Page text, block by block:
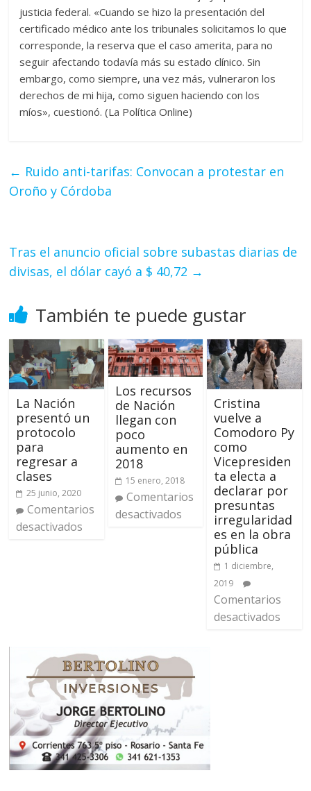
justicia federal. «Cuando se hizo la presentación del
certificado médico ante los tribunales solicitamos lo que
corresponde, la reserva que el caso amerita, para no
seguir afectando todavía más su estado clínico. Sin
embargo, como siempre, una vez más, vulneraron los
derechos de mi hija, como siguen haciendo con los
míos», cuestionó. (La Política Online)
← Ruido anti-tarifas: Convocan a protestar en
Oroño y Córdoba
Tras el anuncio oficial sobre subastas diarias de
divisas, el dólar cayó a $ 40,72 →
También te puede gustar
La Nación
presentó un
protocolo
para
regresar a
clases
25 junio, 2020
Comentarios
desactivados
Los recursos
de Nación
llegan con
poco
aumento en
2018
15 enero, 2018
Comentarios
desactivados
Cristina
vuelve a
Comodoro Py
como
Vicepresiden
ta electa a
declarar por
presuntas
irregularidad
es en la obra
pública
1 diciembre,
2019
Comentarios
desactivados